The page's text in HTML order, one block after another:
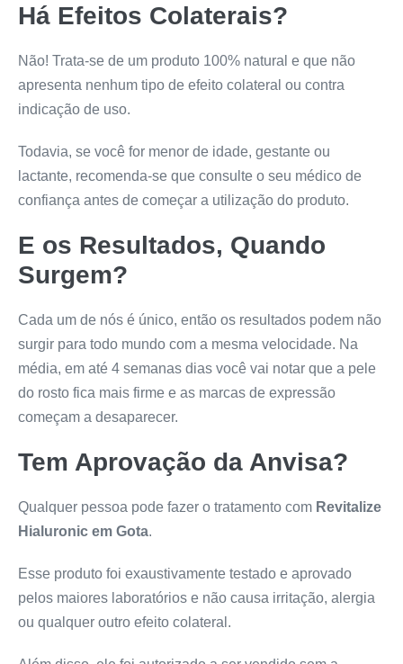
Há Efeitos Colaterais?
Não! Trata-se de um produto 100% natural e que não
apresenta nenhum tipo de efeito colateral ou contra
indicação de uso.
Todavia, se você for menor de idade, gestante ou
lactante, recomenda-se que consulte o seu médico de
confiança antes de começar a utilização do produto.
E os Resultados, Quando
Surgem?
Cada um de nós é único, então os resultados podem não
surgir para todo mundo com a mesma velocidade. Na
média, em até 4 semanas dias você vai notar que a pele
do rosto fica mais firme e as marcas de expressão
começam a desaparecer.
Tem Aprovação da Anvisa?
Qualquer pessoa pode fazer o tratamento com Revitalize
Hialuronic em Gota.
Esse produto foi exaustivamente testado e aprovado
pelos maiores laboratórios e não causa irritação, alergia
ou qualquer outro efeito colateral.